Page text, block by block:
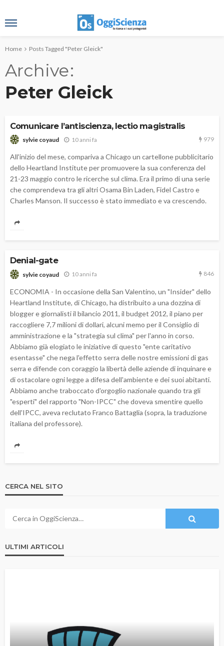
Home Posts Tagged "Peter Gleick"
Archive
Peter Gleick
Comunicare l’antiscienza, lectio magistralis
sylvie coyaud 10 anni fa 979
All'inizio del mese, compariva a Chicago un cartellone pubblicitario
dello Heartland Institute per promuovere la sua conferenza del
21-23 maggio contro le ricerche sul clima. Era il primo di una serie
che comprendeva tra gli altri Osama Bin Laden, Fidel Castro e
Charles Manson. Il successo è stato immediato e va crescendo.
Denial-gate
sylvie coyaud 10 anni fa 846
ECONOMIA - In occasione della San Valentino, un "Insider" dello
Heartland Institute, di Chicago, ha distribuito a una dozzina di
blogger e giornalisti il bilancio 2011, il budget 2012, il piano per
raccogliere 7,7 milioni di dollari, alcuni memo per il Consiglio di
amministrazione e la "strategia sul clima" per l'anno in corso.
Abbiamo già elogiato le iniziative di questo "ente caritativo
esentasse" che nega l'effetto serra delle nostre emissioni di gas
serra e difende con coraggio la libertà delle aziende di inquinare e
di ostacolare ogni legge a difesa dell'ambiente e dei suoi abitanti.
Abbiamo anche traboccato d'orgoglio nazionale quando tra gli
"esperti" del rapporto "Non-IPCC" che doveva smentire quello
dell'IPCC, aveva reclutato Franco Battaglia (sopra, la traduzione
italiana del professore).
CERCA NEL SITO
ULTIMI ARTICOLI